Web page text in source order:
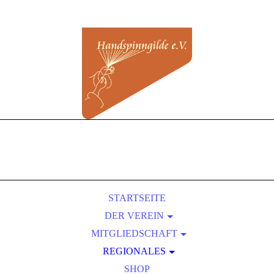
STARTSEITE
DER VEREIN
ÜBER UNS
SATZUNG
PRESSEBEREICH
MITGLIEDSCHAFT
BEITRITT
VORTEILE EINER MITGLIEDSCHAFT
REGIONALES
KURSLEITER-VERZEICHNIS
SHOP